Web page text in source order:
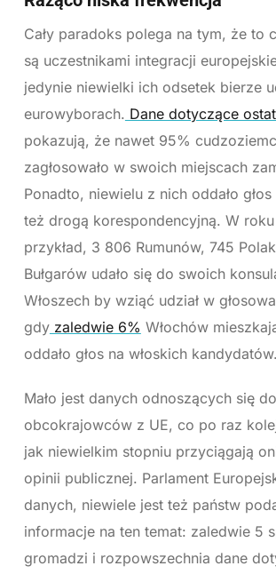
Cały paradoks polega na tym, że to
są uczestnikami integracji
jedynie niewielki ich odsetek bierze
eurowyborach. Dane dotyczące
pokazują, że nawet 95%
zagłosowało w swoich miejscach
Ponadto, niewielu z nich oddało
też drogą korespondencyjną. W roku
przykład, 3 806 Rumunów, 745
Bułgarów udało się do swoich
Włoszech by wziąć udział w
gdyzaledwie 6% Włochów
oddało głos na włoskich kandydatów.
Mało jest danych odnoszących się
obcokrajowców z UE, co po raz
jak niewielkim stopniu przyciągają
opinii publicznej. Parlament
danych, niewiele jest też państw
informacje na ten temat: zaledwie 5
gromadzi i rozpowszechnia dane